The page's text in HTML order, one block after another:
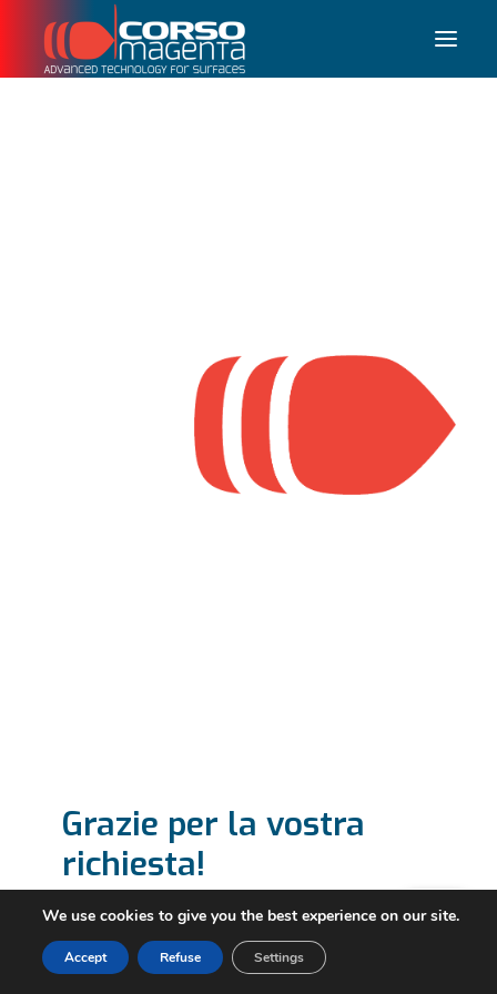
Grazie per la vostra
richiesta!
Vi risponderemo al più presto.
We use cookies to give you the best experience on our site.
Accept Refuse Settings